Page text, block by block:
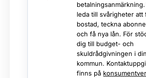
leda till svårigheter att
bostad, teckna
och få nya lån. För
dig till budget- och
skuldrådgivningen i din
kommun.
finns på